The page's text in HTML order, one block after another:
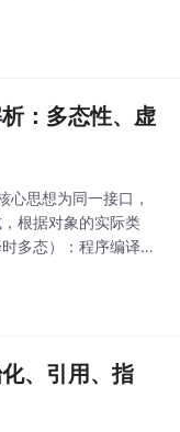
于实战代码 + 面试真
：多态性、虚
心思想为同一接口，
根据对象的实际类
多态）：程序编译阶
引用在同一作用域
、引用、指